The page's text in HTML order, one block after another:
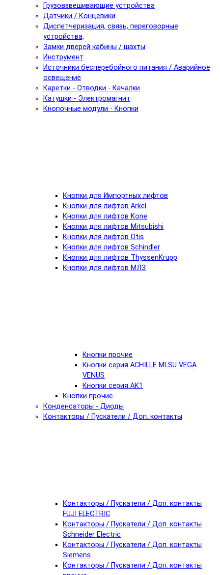
Грузовзвешивающие устройства
Датчики / Концевики
Диспетчеризация, связь, переговорные
устройства,
Замки дверей кабины / шахты
Инструмент
Источники бесперебойного питания / Аварийное
освещение
Каретки - Отводки - Качалки
Катушки - Электромагнит
Кнопочные модули - Кнопки
Кнопки для Импортных лифтов
Кнопки для лифтов Arkel
Кнопки для лифтов Kone
Кнопки для лифтов Mitsubishi
Кнопки для лифтов Otis
Кнопки для лифтов Schindler
Кнопки для лифтов ThyssenKrupp
Кнопки для лифтов МЛЗ
Кнопки прочие
Кнопки серия ACHILLE MLSU VEGA
VENUS
Кнопки серия АК1
Кнопки прочие
Конденсаторы - Диоды
Контакторы / Пускатели / Доп. контакты
Контакторы / Пускатели / Доп. контакты
FUJI ELECTRIC
Контакторы / Пускатели / Доп. контакты
Schneider Electric
Контакторы / Пускатели / Доп. контакты
Siemens
Контакторы / Пускатели / Доп. контакты